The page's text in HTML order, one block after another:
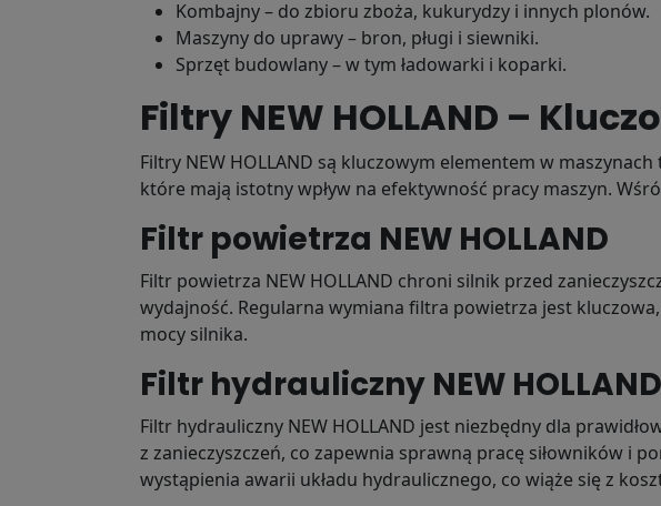
Kombajny – do zbioru zboża, kukurydzy i innych plonów.
Maszyny do uprawy – bron, pługi i siewniki.
Sprzęt budowlany – w tym ładowarki i koparki.
Filtry NEW HOLLAND –
Filtry NEW HOLLAND są kluczowym elementem w
które mają istotny wpływ na efektywność pracy maszyn.
Filtr powietrza NEW HOLLAND
Filtr powietrza NEW HOLLAND chroni silnik przed
wydajność. Regularna wymiana filtra powietrza jest
mocy silnika.
Filtr hydrauliczny NEW HOLLAND
Filtr hydrauliczny NEW HOLLAND jest niezbędny dla
z zanieczyszczeń, co zapewnia sprawną pracę siłowników i
wystąpienia awarii układu hydraulicznego, co wiąże się z